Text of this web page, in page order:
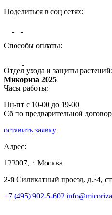
Поделиться в соц сетях:
Способы оплаты:
Отдел ухода и защиты растений:
Микориза 2025
Часы работы:
Пн-пт с 10-00 до 19-00
Сб по предварительной
оставить заявку
Адрес:
123007, г. Москва
2-й Силикатный проезд, д.34,
+7 (495) 902-5-602